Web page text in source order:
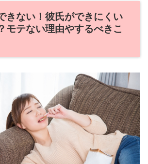
きない！彼氏ができにくい
モテない理由やするべきこ